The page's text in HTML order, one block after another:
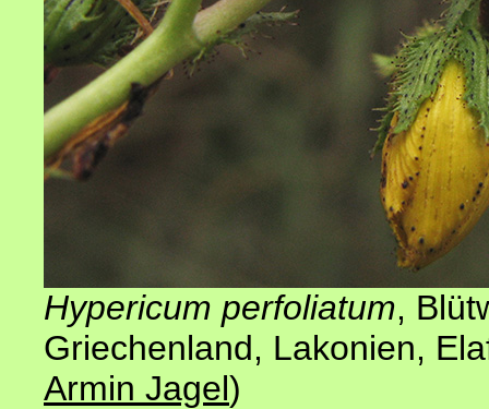
Hypericum perfoliatum,
Griechenland, Lakonien,
Armin Jagel)